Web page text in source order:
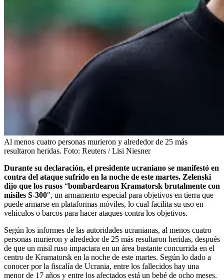
Al menos cuatro personas murieron y alrededor de 25 más
resultaron heridas. Foto: Reuters / Lisi Niesner
Durante su declaración, el presidente ucraniano se manifestó en
contra del ataque sufrido en la noche de este martes. Zelenski
dijo que los rusos “bombardearon Kramatorsk brutalmente con
misiles S-300″, un armamento especial para objetivos en tierra que
puede armarse en plataformas móviles, lo cual facilita su uso en
vehículos o barcos para hacer ataques contra los objetivos.
Según los informes de las autoridades ucranianas, al menos cuatro
personas murieron y alrededor de 25 más resultaron heridas, después
de que un misil ruso impactara en un área bastante concurrida en el
centro de Kramatorsk en la noche de este martes. Según lo dado a
conocer por la fiscalía de Ucrania, entre los fallecidos hay una
menor de 17 años y entre los afectados está un bebé de ocho meses.